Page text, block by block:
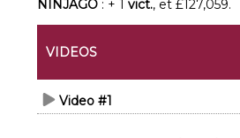
NINJAGO : + 1vict., et £127,059.
VIDEOS
Video #1